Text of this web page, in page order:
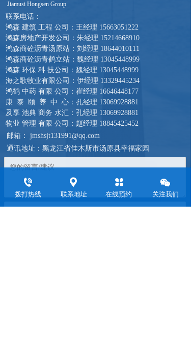
Jiamusi Hongsen Group
通讯地址：黑龙江省佳木斯市汤原县幸福家园
邮箱： jmshsjt131991@qq.com
联系电话：
鸿森 建筑 工程 公司：王经理 15663051222
鸿森房地产开发公司：朱经理 15214668910
鸿森商砼沥青汤原站：刘经理 18644010111
鸿森商砼沥青鹤立站：魏经理 13045448999
鸿森 环保 科 技公司：魏经理 13045448999
海之歌牧业有限公司：伊经理 13329445234
鸿鹤 中药 有限 公司：崔经理 16646448177
康  泰  颐  养  中  心：孔经理 13069928881
及享 池典 商务 水汇：孔经理 13069928881
物业 管理 有限 公司：赵经理 18845425452
拨打热线 联系地址 在线预约 关注我们